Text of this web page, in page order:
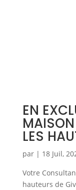
EN
LES
par | 18 Juil,
Votre
hauteurs de